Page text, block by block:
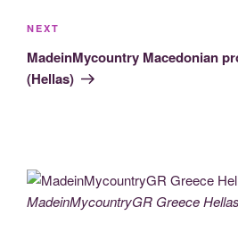
Next
Post
NEXT
MadeinMycountry Macedonian
(Hellas)
MadeinMycountryGR Greece